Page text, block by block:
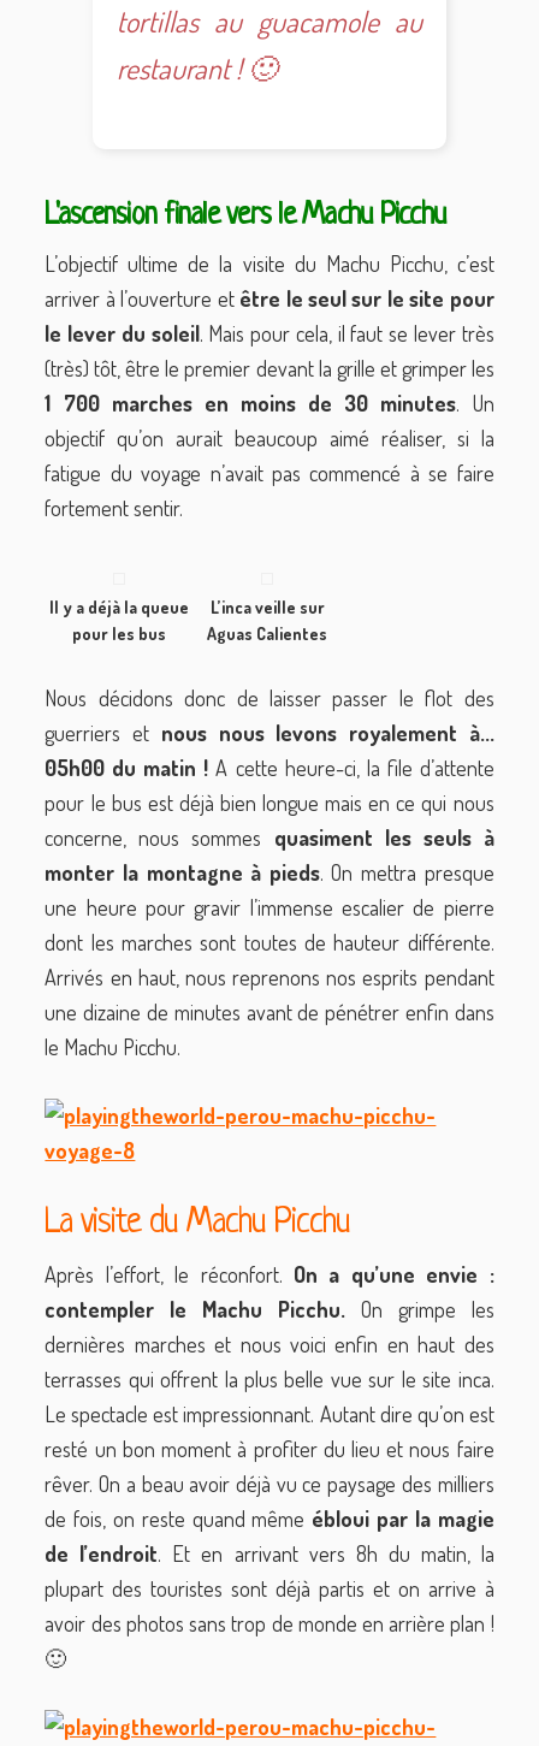
tortillas au guacamole au
restaurant ! 🙂
L'ascension finale vers le Machu Picchu
L’objectif ultime de la visite du Machu Picchu, c’est
arriver à l’ouverture et être le seul sur le site pour
le lever du soleil. Mais pour cela, il faut se lever très
(très) tôt, être le premier devant la grille et grimper les
1 700 marches en moins de 30 minutes. Un
objectif qu’on aurait beaucoup aimé réaliser, si la
fatigue du voyage n’avait pas commencé à se faire
fortement sentir.
Il y a déjà la queue
pour les bus
L’inca veille sur
Aguas Calientes
Nous décidons donc de laisser passer le flot des
guerriers et nous nous levons royalement à...
05h00 du matin ! A cette heure-ci, la file d’attente
pour le bus est déjà bien longue mais en ce qui nous
concerne, nous sommes quasiment les seuls à
monter la montagne à pieds. On mettra presque
une heure pour gravir l’immense escalier de pierre
dont les marches sont toutes de hauteur différente.
Arrivés en haut, nous reprenons nos esprits pendant
une dizaine de minutes avant de pénétrer enfin dans
le Machu Picchu.
La visite du Machu Picchu
Après l’effort, le réconfort. On a qu’une envie :
contempler le Machu Picchu. On grimpe les
dernières marches et nous voici enfin en haut des
terrasses qui offrent la plus belle vue sur le site inca.
Le spectacle est impressionnant. Autant dire qu’on est
resté un bon moment à profiter du lieu et nous faire
rêver. On a beau avoir déjà vu ce paysage des milliers
de fois, on reste quand même ébloui par la magie
de l’endroit. Et en arrivant vers 8h du matin, la
plupart des touristes sont déjà partis et on arrive à
avoir des photos sans trop de monde en arrière plan !
🙂